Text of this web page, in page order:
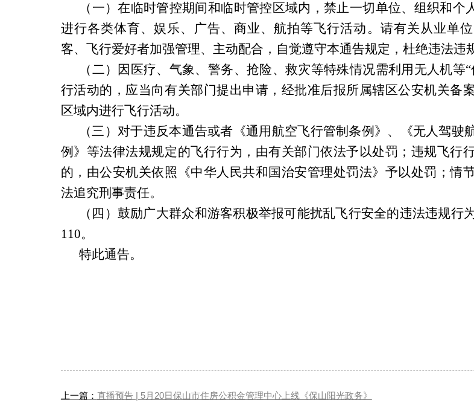
（一）在临时管控期间和临时管控区域内，禁止一切单位、组织和个
进行各类体育、娱乐、广告、商业、航拍等飞行活动。请有关从业单
客、飞行爱好者加强管理、主动配合，自觉遵守本通告规定，杜绝违法违
（二）因医疗、气象、警务、抢险、救灾等特殊情况需利用无人机等
行活动的，应当向有关部门提出申请，经批准后报所属辖区公安机关备
区域内进行飞行活动。
（三）对于违反本通告或者《通用航空飞行管制条例》、《无人驾驶
例》等法律法规规定的飞行行为，由有关部门依法予以处罚；违规飞行
的，由公安机关依照《中华人民共和国治安管理处罚法》予以处罚；情
法追究刑事责任。
（四） 鼓励广大群众和游客积极举报可能扰乱飞行安全的违法违规行
110。
特此通告。
上一篇： 直播预告 | 5月20日保山市住房公积金管理中心上线《保山阳光政务》